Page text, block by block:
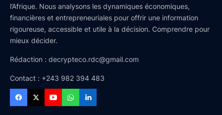
l’Afrique. Nous analysons les dynamiques économiques,
financières et entrepreneuriales pour offrir une information
rigoureuse, accessible et utile à la décision. Comprendre pour
mieux décider.
Rédaction : decrypteco.rdc@gmail.com
Contact : +243 982 394 483